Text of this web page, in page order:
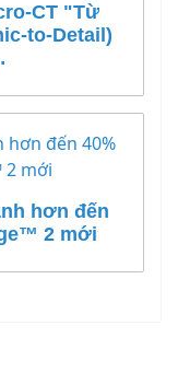
CT "Từ
to-Detail)
hơn đến
2 mới